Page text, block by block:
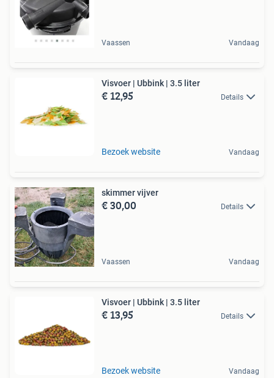
Vaassen Vandaag
Visvoer | Ubbink | 3.5 liter
€ 12,95 Details
Bezoek website Vandaag
skimmer vijver
€ 30,00 Details
Vaassen Vandaag
Visvoer | Ubbink | 3.5 liter
€ 13,95 Details
Bezoek website Vandaag